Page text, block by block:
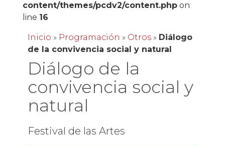
content/themes/pcdv2/content.phpon
line 16
Inicio » Programación » Otros» Diálogo
de la convivencia social y natural
Diálogo de la
convivencia social y
natural
Festival de las Artes